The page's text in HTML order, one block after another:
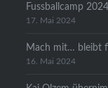
Fussballcamp
17. Mai 2024
Mach mit… bleibt
16. Mai 2024